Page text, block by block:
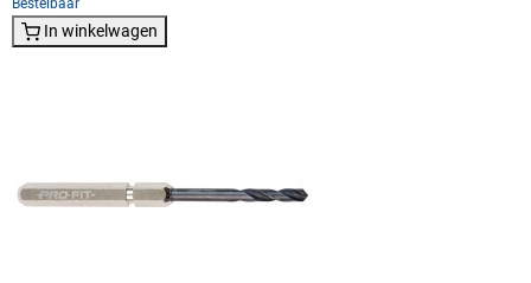
In winkelwagen